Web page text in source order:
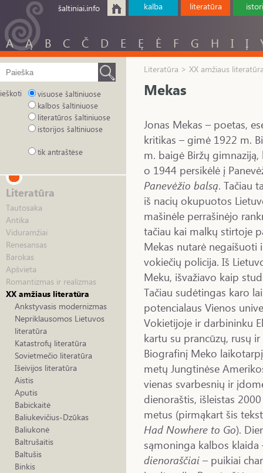
šaltiniai.info kalba literatūra
A Ą B C Č D E Ę Ė F G H I Į
ieškoti
visuose šaltiniuose
kalbos šaltiniuose
literatūros šaltiniuose
istorijos šaltiniuose
tik antraštėse
Literatūra
Tautosaka
Antika
Viduramžiai
Renesansas
Barokas
Apšvieta
Romantizmas ir realizmas
XX amžiaus literatūra
Ankstyvasis modernizmas
Nepriklausomos Lietuvos
literatūra
Katastrofų literatūra
Sovietmečio literatūra
Išeivijos literatūra
Aistis
Aputis
Babickaitė
Baliukevičius-Dzūkas
Baliukonė
Baltrušaitis
Baltušis
Binkis
Literatūra > XX amžiaus
Mekas
Jonas Mekas – poetas,
kritikas – gimė 1922 m.
m. baigė Biržų
o 1944 persikėlė į
Panevėžio balsą. Tačiau
iš nacių okupuotos
mašinėle perrašinėjo
tačiau kai malkų stirtoje
Mekas nutarė
vokiečių policija. Iš
Meku, išvažiavo kaip
Tačiau sudėtingas karo
potencialaus Vienos
Vokietijoje ir darbininku
kartu su prancūzų, rusų
Biografinį Meko
metų Jungtinėse
vienas svarbesnių ir
dienoraštis, išleistas
metus (pirmąkart šis
Had Nowhere to Go).
sąmoninga kalbos
dienoraščiai – puikiai